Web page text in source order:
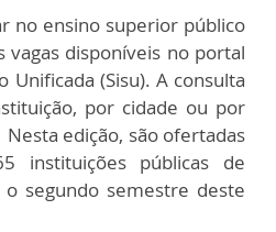
no ensino superior público
vagas disponíveis no portal
Unificada (Sisu). A consulta
por cidade ou por
edição, são ofertadas
instituições públicas de
segundo semestre deste